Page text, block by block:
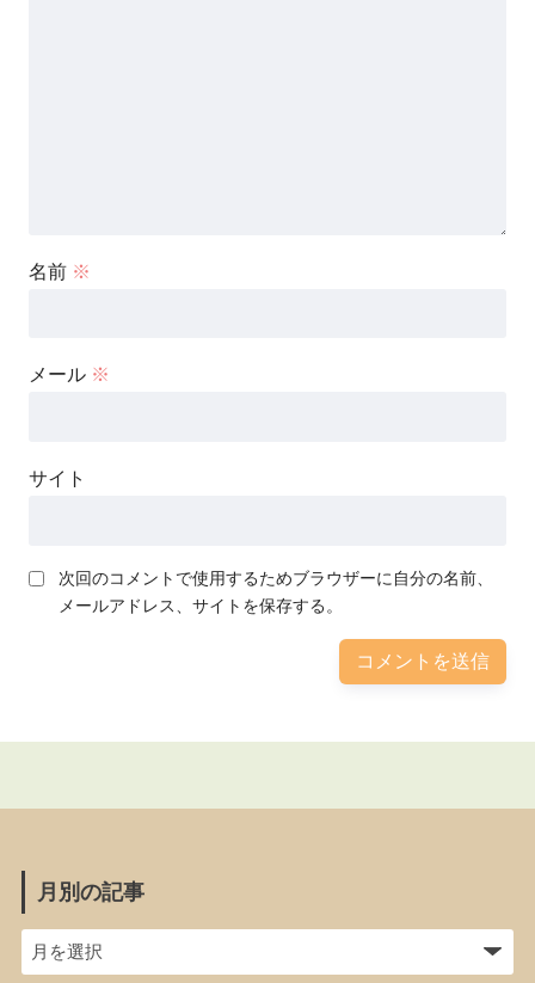
名前 ※
メール ※
サイト
次回のコメントで使用するためブラウザーに自分の名前、
メールアドレス、サイトを保存する。
月別の記事